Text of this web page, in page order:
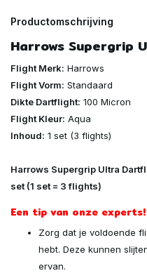
Productomschrijving
Harrows Supergrip
Flight Merk: Harrows
Flight Vorm: Standaard
Dikte Dartflight: 100 Micron
Flight Kleur: Aqua
Inhoud: 1 set (3 flights)
Harrows Supergrip Ultra
set (1 set = 3 flights)
Een tip van onze experts!
Zorg dat je voldoende
hebt. Deze kunnen
ervan.